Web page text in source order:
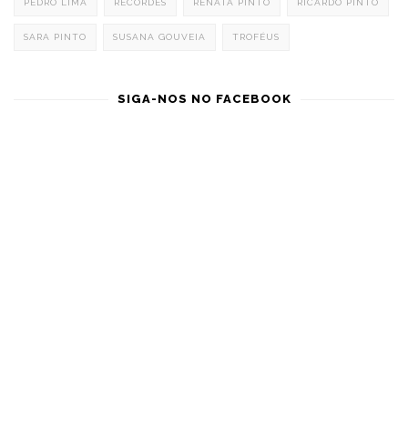
PEDRO LIMA RECORDES RENATA PINTO RICARDO PINTO
SARA PINTO SUSANA GOUVEIA TROFÉUS
SIGA-NOS NO FACEBOOK